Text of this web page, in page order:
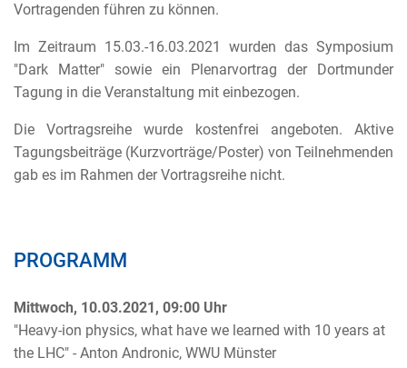
Vortragenden führen zu können.
Im Zeitraum 15.03.-16.03.2021 wurden das Symposium
"Dark Matter" sowie ein Plenarvortrag der Dortmunder
Tagung in die Veranstaltung mit einbezogen.
Die Vortragsreihe wurde kostenfrei angeboten. Aktive
Tagungsbeiträge (Kurzvorträge/Poster) von Teilnehmenden
gab es im Rahmen der Vortragsreihe nicht.
PROGRAMM
Mittwoch, 10.03.2021, 09:00 Uhr
"Heavy-ion physics, what have we learned with 10 years at
the LHC" - Anton Andronic, WWU Münster